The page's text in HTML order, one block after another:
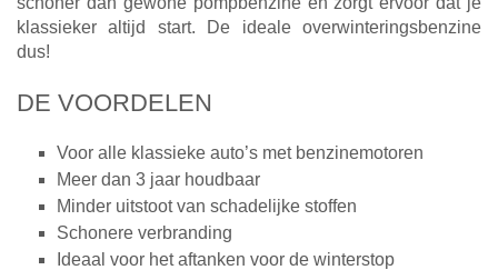
klassieker altijd start. De ideale overwinteringsbenzine
dus!
DE VOORDELEN
Voor alle klassieke auto’s met benzinemotoren
Meer dan 3 jaar houdbaar
Minder uitstoot van schadelijke stoffen
Schonere verbranding
Ideaal voor het aftanken voor de winterstop